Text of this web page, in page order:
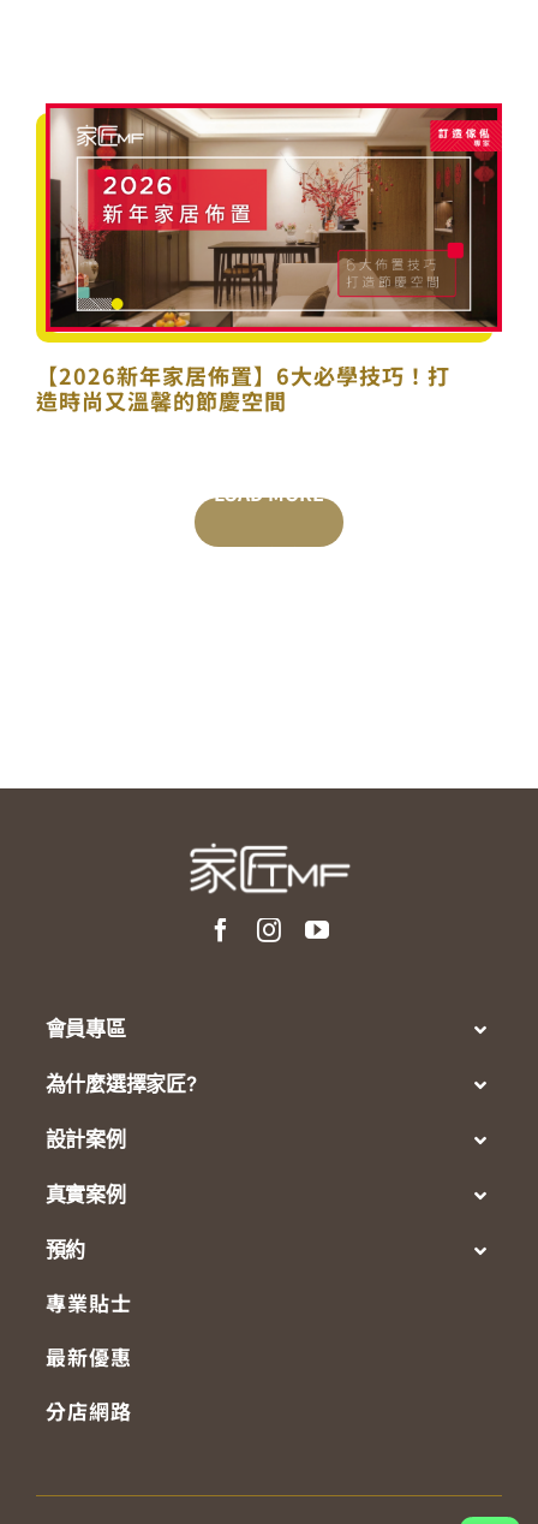
【2026新年家居佈置】6大必學技巧！打
造時尚又溫馨的節慶空間
LOAD MORE
POSTS
會員專區
為什麼選擇家匠?
設計案例
真實案例
預約
專業貼士
最新優惠
分店網路